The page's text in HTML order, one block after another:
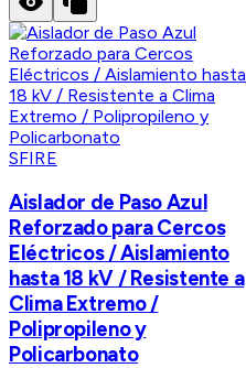
SFIRE
Aislador de Paso Azul
Reforzado para Cercos
Eléctricos / Aislamiento
hasta 18 kV / Resistente a
Clima Extremo /
Polipropileno y
Policarbonato